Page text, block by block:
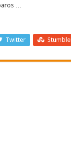
…
Twitter